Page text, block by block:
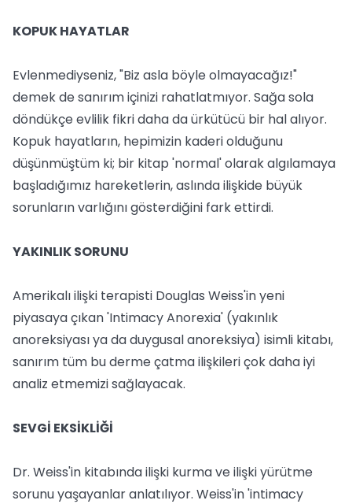
KOPUK HAYATLAR
Evlenmediyseniz, "Biz asla böyle olmayacağız!"
demek de sanırım içinizi rahatlatmıyor. Sağa sola
döndükçe evlilik fikri daha da ürkütücü bir hal alıyor.
Kopuk hayatların, hepimizin kaderi olduğunu
düşünmüştüm ki; bir kitap 'normal' olarak algılamaya
başladığımız hareketlerin, aslında ilişkide büyük
sorunların varlığını gösterdiğini fark ettirdi.
YAKINLIK SORUNU
Amerikalı ilişki terapisti Douglas Weiss'in yeni
piyasaya çıkan 'Intimacy Anorexia' (yakınlık
anoreksiyası ya da duygusal anoreksiya) isimli kitabı,
sanırım tüm bu derme çatma ilişkileri çok daha iyi
analiz etmemizi sağlayacak.
SEVGİ EKSİKLİĞİ
Dr. Weiss'in kitabında ilişki kurma ve ilişki yürütme
sorunu yaşayanlar anlatılıyor. Weiss'in 'intimacy